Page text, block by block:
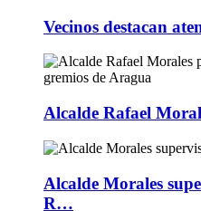
Vecinos destacan
Alcalde Rafael
Alcalde Morales
R…